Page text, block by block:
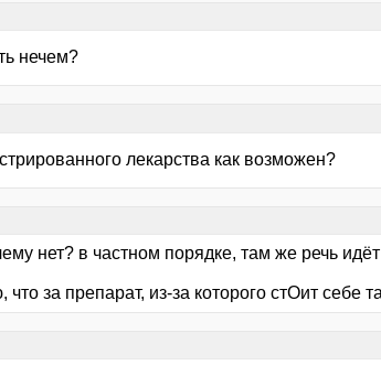
нечем?
лекарства как возможен?
нет? в частном порядке, там же речь
за препарат, из-за которого стОит себе